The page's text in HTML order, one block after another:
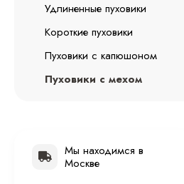
Удлиненные пуховики
Короткие пуховики
Пуховики с капюшоном
Пуховики с мехом
Мы находимся в
Москве